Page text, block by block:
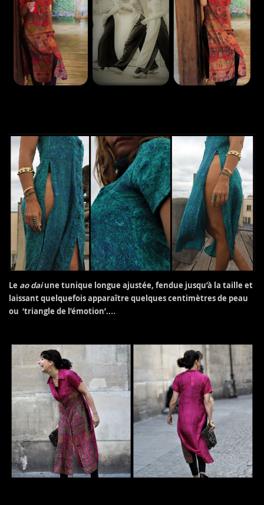
Le ao daiune tunique longue ajustée, fendue jusqu’à la taille et
laissant quelquefois apparaître quelques centimètres de peau
ou ‘triangle de l’émotion’....